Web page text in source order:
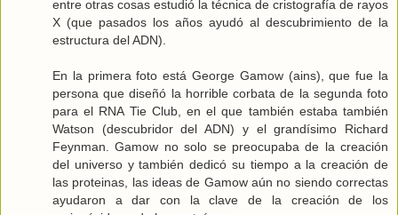
entre otras cosas estudió la técnica de cristografía de rayos
X (que pasados los años ayudó al descubrimiento de la
estructura del ADN).
En la primera foto está George Gamow (ains), que fue la
persona que diseñó la horrible corbata de la segunda foto
para el RNA Tie Club, en el que también estaba también
Watson (descubridor del ADN) y el grandísimo Richard
Feynman. Gamow no solo se preocupaba de la creación
del universo y también dedicó su tiempo a la creación de
las proteinas, las ideas de Gamow aún no siendo correctas
ayudaron a dar con la clave de la creación de los